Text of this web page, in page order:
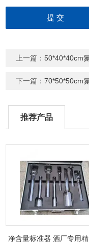
上一篇：50*40*40cm
下一篇：70*50*50cm
推荐产品
净含量标准器 酒厂专用